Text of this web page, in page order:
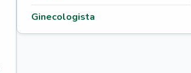
Ginecologista